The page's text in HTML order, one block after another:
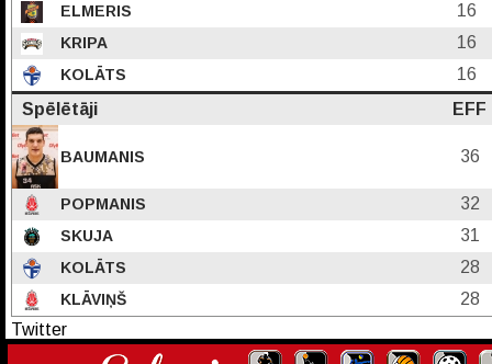
ELMERIS 16
KRIPA 16
KOLĀTS
16
Spēlētāji
EFF
BAUMANIS 36
POPMANIS 32
SKUJA 31
KOLĀTS 28
KLĀVIŅŠ
28
Twitter